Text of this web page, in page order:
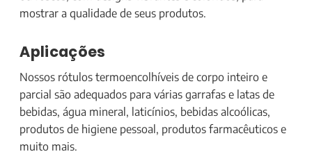
mostrar a qualidade de seus produtos.
Aplicações
Nossos rótulos termoencolhíveis de corpo inteiro e
parcial são adequados para várias garrafas e latas de
bebidas, água mineral, laticínios, bebidas alcoólicas,
produtos de higiene pessoal, produtos farmacêuticos e
muito mais.